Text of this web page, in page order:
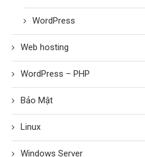
WordPress
Web hosting
WordPress – PHP
Bảo Mật
Linux
Windows Server